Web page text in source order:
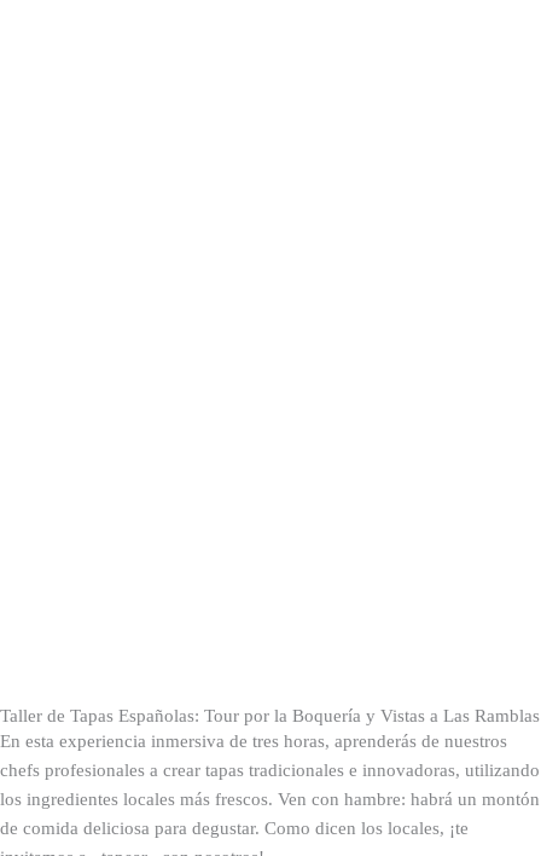
Taller de Tapas Españolas: Tour por la Boquería y Vistas a Las Ramblas
En esta experiencia inmersiva de tres horas, aprenderás de nuestros
chefs profesionales a crear tapas tradicionales e innovadoras, utilizando
los ingredientes locales más frescos. Ven con hambre: habrá un montón
de comida deliciosa para degustar. Como dicen los locales, ¡te